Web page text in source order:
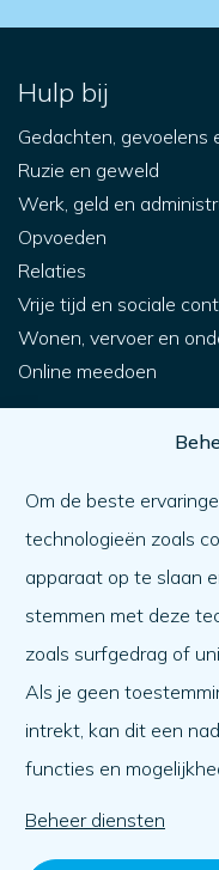
Om de beste
technologieën zoals
apparaat op te slaan
stemmen met deze
zoals surfgedrag of
Als je geen
intrekt, kan dit een
functies en
Beheer diensten
Hulp bij
Gedachten, gevoelens
Ruzie en geweld
Werk, geld en
Opvoeden
Relaties
Vrije tijd en sociale
Wonen, vervoer en
Online meedoen
Wat er speelt
Agenda
Over ons
Over ons
Werken bij
Team